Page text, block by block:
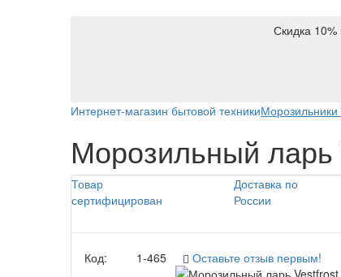
Скидка 10%
Интернет-магазин бытовой техники
Морозильный
Товар
сертифицирован
Доставка по
России
Код: 1-465 Оставьте отзыв первым!